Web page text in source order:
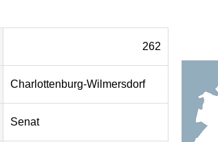
262
Charlottenburg-Wilmersdorf
Senat